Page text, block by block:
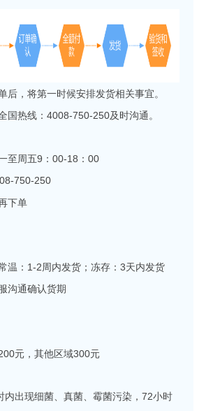
后，将第一时候安排发货相关事宜。
国热线：4008-750-250及时沟通。
至周五9：00-18：00
750-250
下单
温：1-2周内发货；冻存：3天内发货
沟通确认货期
元，其他区域300元
内出现细菌、真菌、霉菌污染，72小时